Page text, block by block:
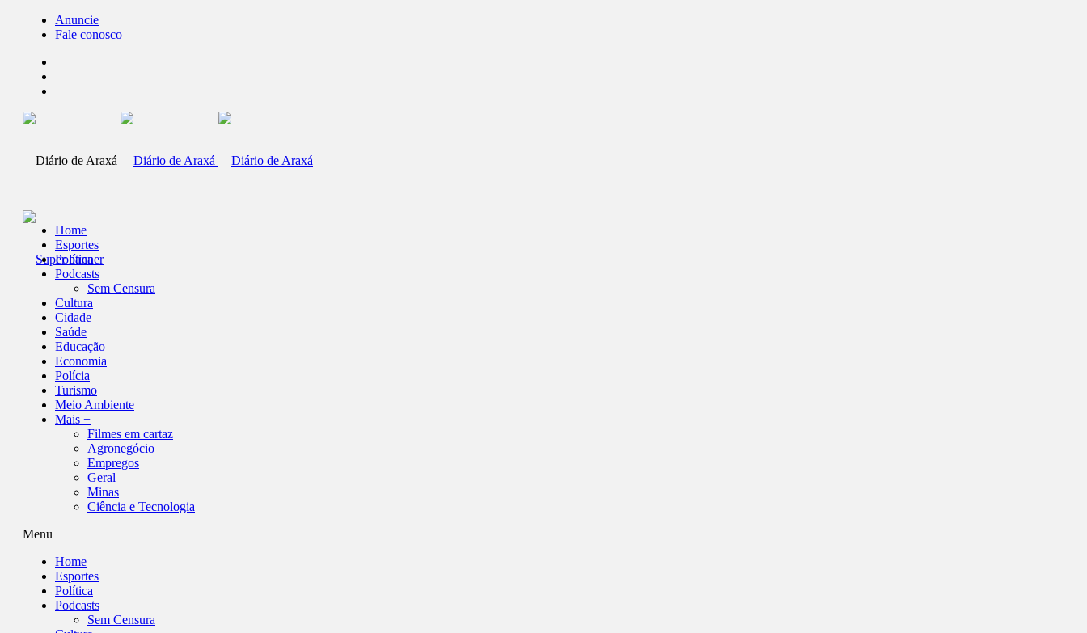
Anuncie
Fale conosco
Home
Esportes
Política
Podcasts
Sem Censura
Cultura
Cidade
Saúde
Educação
Economia
Polícia
Turismo
Meio Ambiente
Mais +
Filmes em cartaz
Agronegócio
Empregos
Geral
Minas
Ciência e Tecnologia
Menu
Home
Esportes
Política
Podcasts
Sem Censura